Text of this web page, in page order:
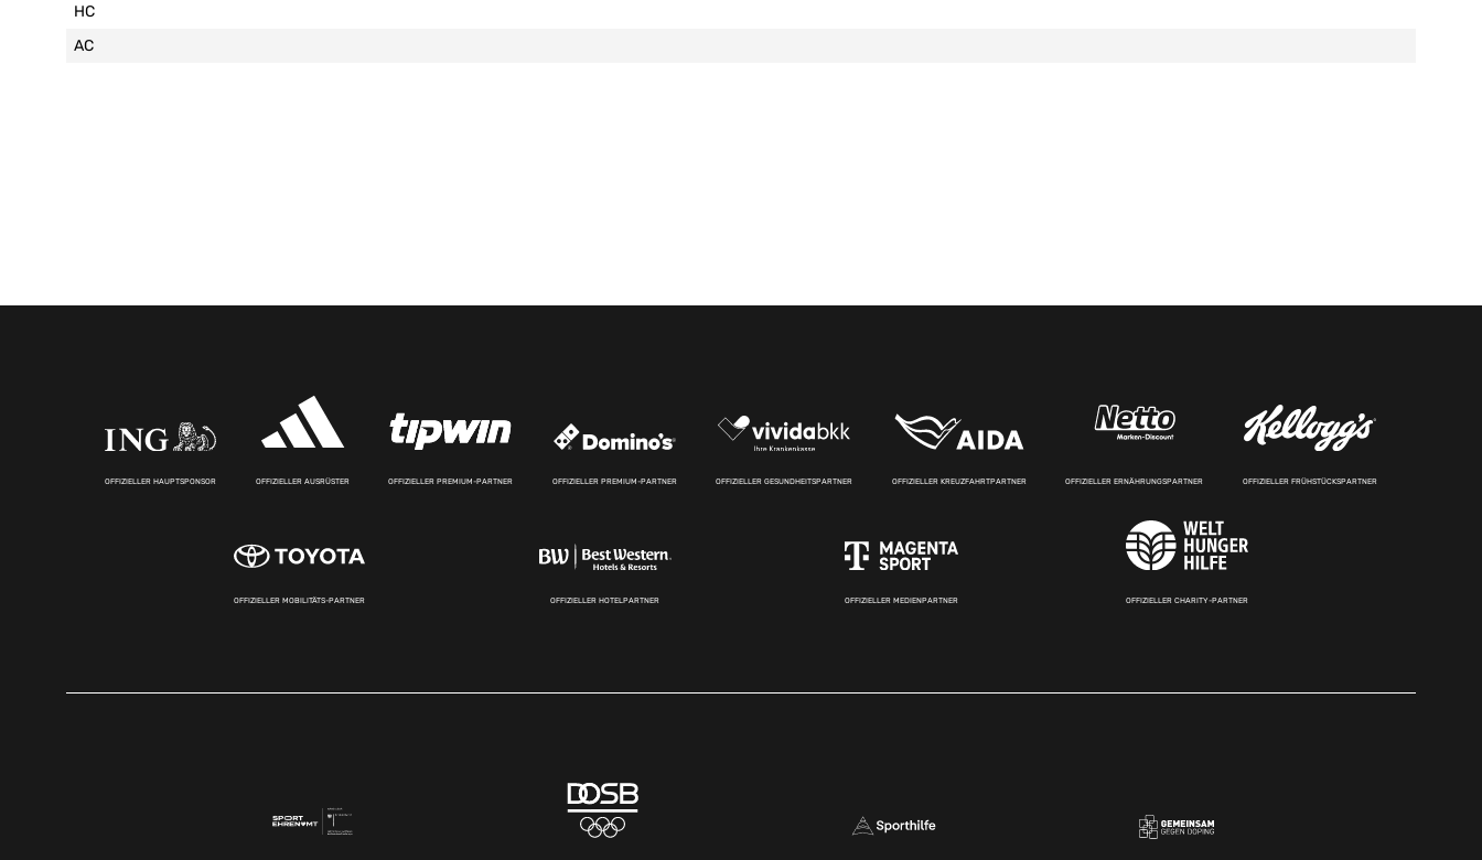
HC
AC
OFFIZIELLER HAUPTSPONSOR OFFIZIELLER AUSRÜSTER OFFIZIELLER PREMIUM-PARTNER OFFIZIELLER PREMIUM-PARTNER OFFIZIELLER GESUNDHEITSPARTNER OFFIZIELLER KREUZFAHRTPARTNER OFFIZIELLER ERNÄHRUNGSPARTNER OFFIZIELLER FRÜHSTÜCKSPARTNER
OFFIZIELLER MOBILITÄTS-PARTNER OFFIZIELLER HOTELPARTNER OFFIZIELLER MEDIENPARTNER OFFIZIELLER CHARITY-PARTNER